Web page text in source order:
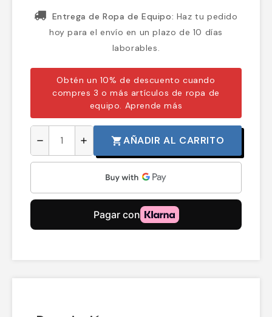
Entrega de Ropa de Equipo: Haz tu pedido
hoy para el envío en un plazo de 10 días
laborables.
Obtén un 10% de descuento cuando
compres 3 o más artículos de ropa de
equipo. Aprende más
remove add shopping_cartAÑADIR AL CARRITO